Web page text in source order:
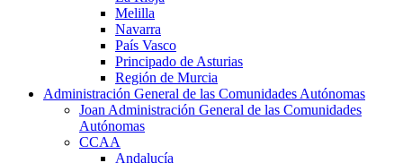
Melilla
Navarra
País Vasco
Principado de Asturias
Región de Murcia
Administración General de las Comunidades Autónomas
Joan Administración General de las Comunidades
Autónomas
CCAA
Andalucía